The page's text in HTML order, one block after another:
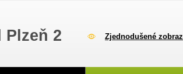
Plzeň 2 Zjednodušené